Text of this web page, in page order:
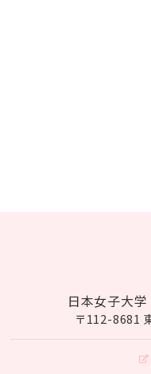
日本女子大
〒112-8681